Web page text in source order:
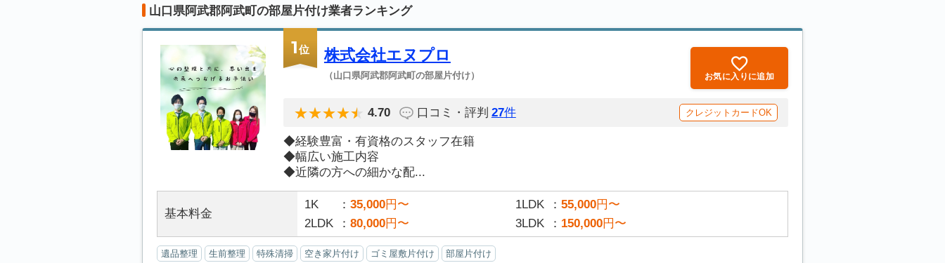
山口県阿武郡阿武町の部屋片付け業者ランキング
1位 株式会社エヌプロ
（山口県阿武郡阿武町の部屋片付け） お気に入りに追加
4.70 口コミ・評判 27件 クレジットカードOK
◆経験豊富・有資格のスタッフ在籍
◆幅広い施工内容
◆近隣の方への細かな配...
基本料金
1K 35,000円〜 1LDK 55,000円〜
2LDK
80,000円〜 3LDK 150,000円〜
遺品整理 生前整理 特殊清掃 空き家片付け ゴミ屋敷片付け 部屋片付け